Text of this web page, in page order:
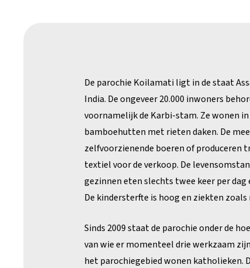
De parochie Koilamati ligt in de staat
India. De ongeveer 20.000 inwoners
voornamelijk de Karbi-stam. Ze wonen
bamboehutten met rieten daken. De
zelfvoorzienende boeren of
textiel voor de verkoop. De
gezinnen eten slechts twee keer per
De kindersterfte is hoog en ziekten
Sinds 2009 staat de parochie onder de
van wie er momenteel drie werkzaam
het parochiegebied wonen katholieken.